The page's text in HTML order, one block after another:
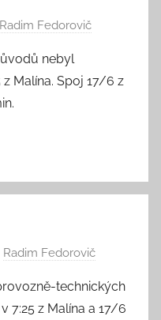
Radim Fedorovič
nebyl
Malína. Spoj 17/6 z
Radim Fedorovič
technických
7:25 z Malína a 17/6